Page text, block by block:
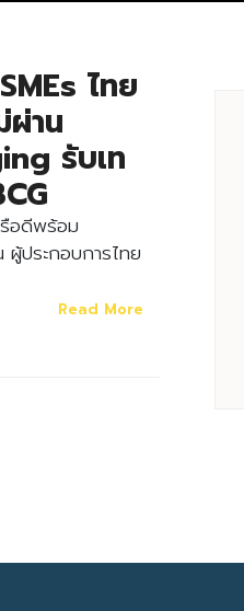
Search
ไทย
าน
รับเท
อดีพร้อม
ผู้ประกอบการไทย
Read More